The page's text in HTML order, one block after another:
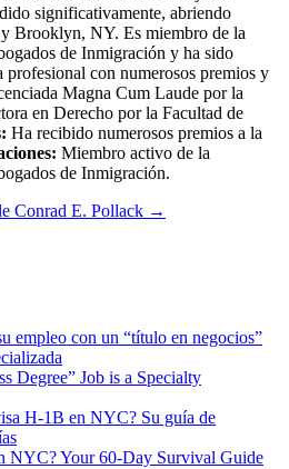
significativamente, abriendo
Brooklyn, NY. Es miembro de la
de Inmigración y ha sido
con numerosos premios y
Magna Cum Laude por la
en Derecho por la Facultad de
Ha recibido numerosos premios a la
Miembro activo de la
de Inmigración.
Conrad E. Pollack →
empleo con un “título en negocios”
Degree” Job is a Specialty
H-1B en NYC? Su guía de
NYC? Your 60-Day Survival Guide